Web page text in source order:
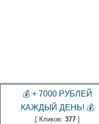
💰 + 7000 РУБЛЕЙ
КАЖДЫЙ ДЕНЬ! 💰
[ Кликов: 377]